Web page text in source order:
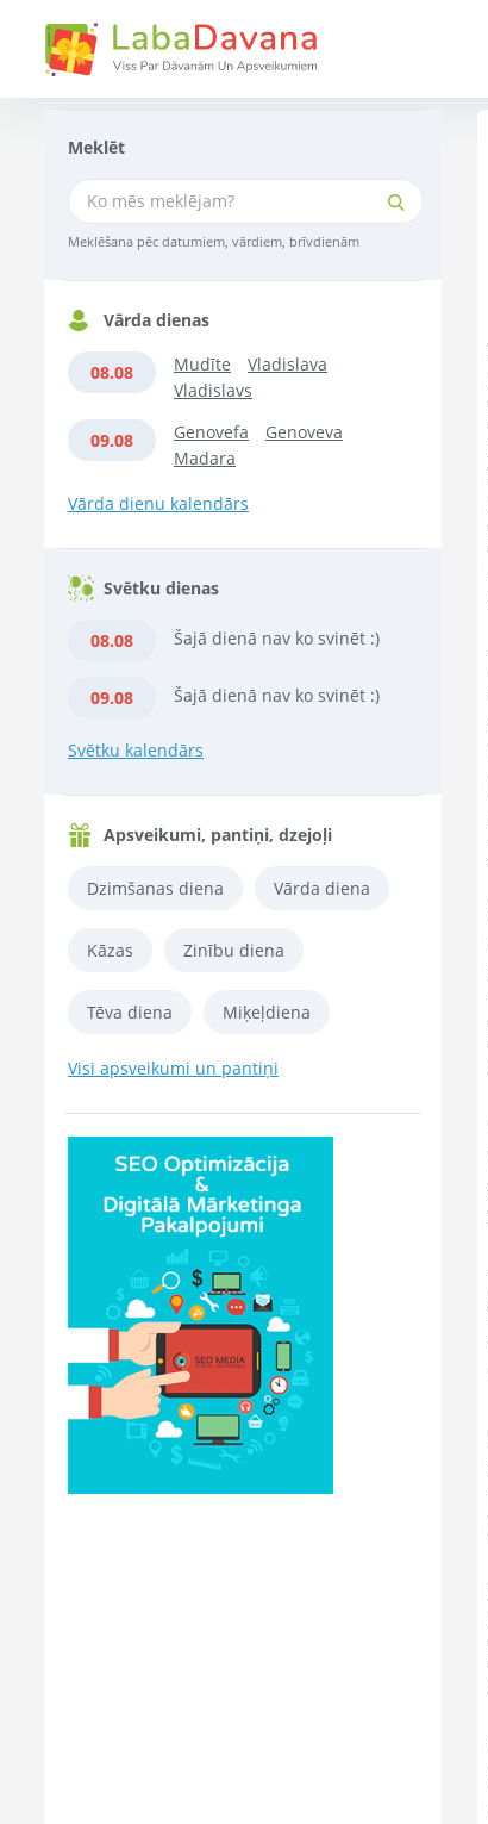
Meklēt
Meklēšana pēc datumiem, vārdiem, brīvdienām
Vārda dienas
08.08 Mudīte
Vladislava
Vladislavs
09.08 Genovefa
Genoveva
Madara
Vārda dienu kalendārs
Svētku dienas
08.08 Šajā dienā nav ko svinēt :)
09.08 Šajā dienā nav ko svinēt :)
Svētku kalendārs
Apsveikumi, pantiņi, dzejoļi
Dzimšanas diena Vārda diena
Kāzas Zinību diena
Tēva diena Miķeļdiena
Visi apsveikumi un pantiņi